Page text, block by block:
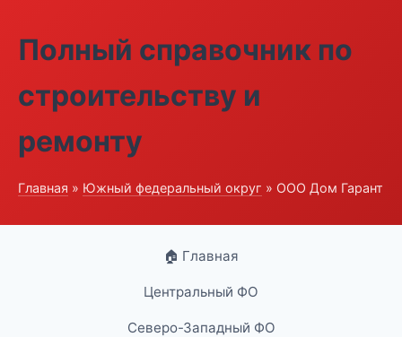
Полный справочник по
строительству и
ремонту
Главная » Южный федеральный округ » ООО Дом Гарант
🏠 Главная
Центральный ФО
Северо-Западный ФО